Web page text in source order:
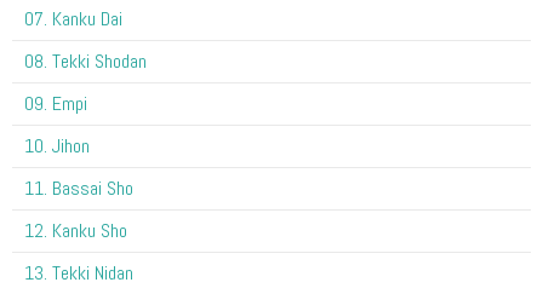
07. Kanku Dai
08. Tekki Shodan
09. Empi
10. Jihon
11. Bassai Sho
12. Kanku Sho
13. Tekki Nidan